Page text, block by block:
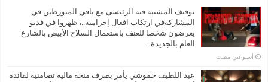
توقيف المشتبه فيه الرئيسي مع باقي المتورطين في
المشاركةفي ارتكاب افعال إجرامية..، ظهروا في فديو
يعرضون شخصا للعنف باستعمال السلاح الأبيض بالشارع
العام بالجديدة..
‏أسبوعين مضت
عبد اللطيف حموشي يأمر بصرف منحة مالية تضامنية لفائدة